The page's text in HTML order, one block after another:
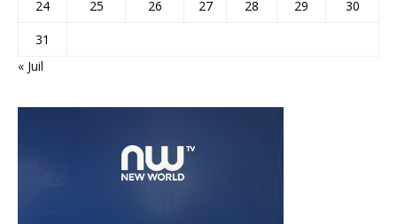
24
25 26 27 28 29
30
31
« Juil